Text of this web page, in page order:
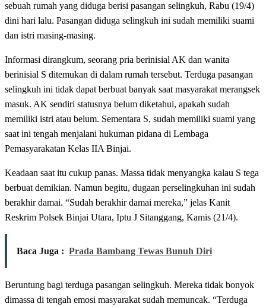
sebuah rumah yang diduga berisi pasangan selingkuh, Rabu (19/4)
dini hari lalu. Pasangan diduga selingkuh ini sudah memiliki suami
dan istri masing-masing.
Informasi dirangkum, seorang pria berinisial AK dan wanita
berinisial S ditemukan di dalam rumah tersebut. Terduga pasangan
selingkuh ini tidak dapat berbuat banyak saat masyarakat merangsek
masuk. AK sendiri statusnya belum diketahui, apakah sudah
memiliki istri atau belum. Sementara S, sudah memiliki suami yang
saat ini tengah menjalani hukuman pidana di Lembaga
Pemasyarakatan Kelas IIA Binjai.
Keadaan saat itu cukup panas. Massa tidak menyangka kalau S tega
berbuat demikian. Namun begitu, dugaan perselingkuhan ini sudah
berakhir damai. “Sudah berakhir damai mereka,” jelas Kanit
Reskrim Polsek Binjai Utara, Iptu J Sitanggang, Kamis (21/4).
Baca Juga : Prada Bambang Tewas Bunuh Diri
Beruntung bagi terduga pasangan selingkuh. Mereka tidak bonyok
dimassa di tengah emosi masyarakat sudah memuncak. “Terduga